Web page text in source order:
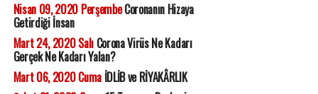
Nisan 09, 2020 PerşembeCoronanın Hizaya
Getirdiği İnsan
Mart 24, 2020 SalıCorona Virüs Ne Kadarı
Gerçek Ne Kadarı Yalan?
Mart 06, 2020 CumaİDLİB ve RİYAKÂRLIK